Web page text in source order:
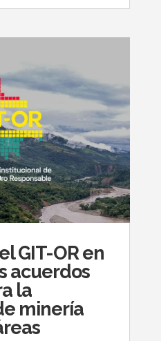
GIT-OR en
acuerdos
la
minería